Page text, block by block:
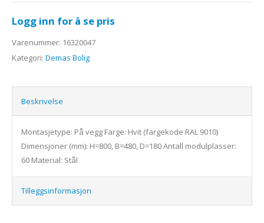
Logg inn for å se pris
Varenummer: 16320047
Kategori: Demas Bolig
Beskrivelse
Montasjetype: På vegg Farge: Hvit (fargekode RAL 9010)
Dimensjoner (mm): H=800, B=480, D=180 Antall modulplasser:
60 Material: Stål
Tilleggsinformasjon